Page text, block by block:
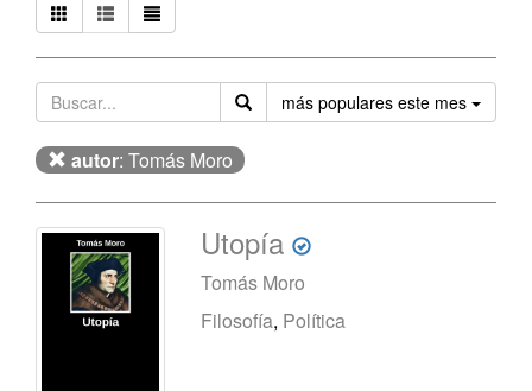
más populares este mes
autor: Tomás Moro
Utopía
Tomás Moro
Filosofía, Política